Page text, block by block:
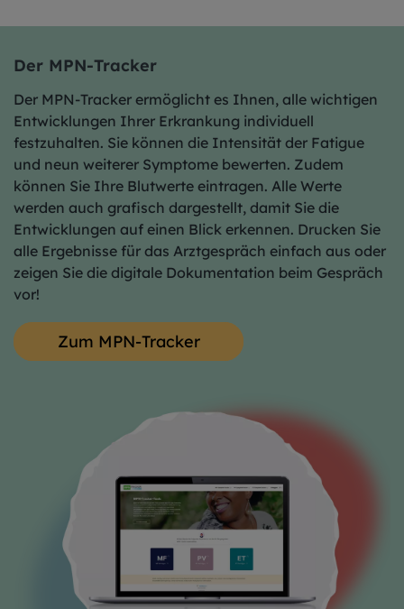
Der MPN-Tracker
Der MPN-Tracker ermöglicht es Ihnen, alle wichtigen
Entwicklungen Ihrer Erkrankung individuell
festzuhalten. Sie können die Intensität der Fatigue
und neun weiterer Symptome bewerten. Zudem
können Sie Ihre Blutwerte eintragen. Alle Werte
werden auch grafisch dargestellt, damit Sie die
Entwicklungen auf einen Blick erkennen. Drucken Sie
alle Ergebnisse für das Arztgespräch einfach aus oder
zeigen Sie die digitale Dokumentation beim Gespräch
vor!
Zum MPN-Tracker